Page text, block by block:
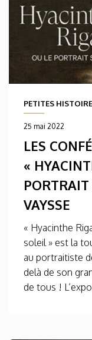
PETITES
25 mai 2022
LES
«
VAYSSE
« Hyacinthe
soleil » est la
au portraitiste
delà de son
de tous !